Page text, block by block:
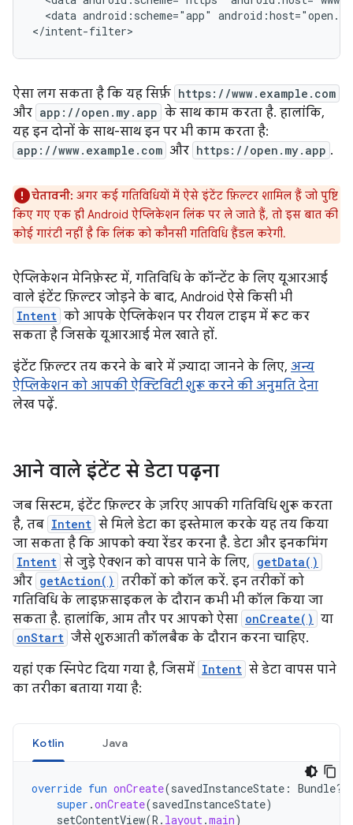
<data android:scheme="app"
ऐसा लग सकता है कि यह सिर्फ़ https://www.example.com
और app://open.my.app के साथ काम करता है. हालांकि,
यह इन दोनों के साथ-साथ इन पर भी काम करता है:
app://www.example.com और https://open.my.app .
चेतावनी: अगर कई गतिविधियों में ऐसे इंटेंट फ़िल्टर शामिल हैं जो पुष्टि
किए गए एक ही Android ऐप्लिकेशन लिंक पर ले जाते हैं, तो इस बात की
कोई गारंटी नहीं है कि लिंक को कौनसी गतिविधि हैंडल करेगी.
ऐप्लिकेशन मेनिफ़ेस्ट में, गतिविधि के कॉन्टेंट के लिए यूआरआई
वाले इंटेंट फ़िल्टर जोड़ने के बाद, Android ऐसे किसी भी
Intent को आपके ऐप्लिकेशन पर रीयल टाइम में रूट कर
सकता है जिसके यूआरआई मेल खाते हों.
इंटेंट फ़िल्टर तय करने के बारे में ज़्यादा जानने के लिए, अन्य
ऐप्लिकेशन को आपकी ऐक्टिविटी शुरू करने की अनुमति देना
लेख पढ़ें.
आने वाले इंटेंट से डेटा पढ़ना
जब सिस्टम, इंटेंट फ़िल्टर के ज़रिए आपकी गतिविधि शुरू करता
है, तब Intent से मिले डेटा का इस्तेमाल करके यह तय किया
जा सकता है कि आपको क्या रेंडर करना है. डेटा और इनकमिंग
Intent से जुड़े ऐक्शन को वापस पाने के लिए, getData()
और getAction() तरीकों को कॉल करें. इन तरीकों को
गतिविधि के लाइफ़साइकल के दौरान कभी भी कॉल किया जा
सकता है. हालांकि, आम तौर पर आपको ऐसा onCreate() या
onStart जैसे शुरुआती कॉलबैक के दौरान करना चाहिए.
यहां एक स्निपेट दिया गया है, जिसमें Intent से डेटा वापस पाने
का तरीका बताया गया है:
Kotlin Java
override fun onCreate(savedInstanceState : Bundle?)
super .onCreate(savedInstanceState)
setContentView(R . layout.main)